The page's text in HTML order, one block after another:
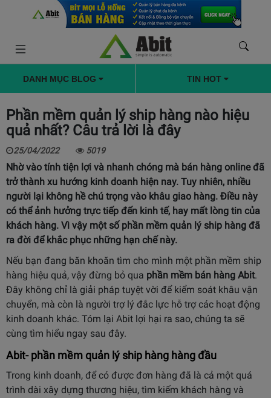
DANH MỤC BLOG TIN HOT
Phần mềm quản lý ship hàng nào hiệu
quả nhất? Câu trả lời là đây
25/04/2022 5019
Nhờ vào tính tiện lợi và nhanh chóng mà bán hàng online đã
trở thành xu hướng kinh doanh hiện nay. Tuy nhiên, nhiều
người lại không hề chú trọng vào khâu giao hàng. Điều này
có thể ảnh hưởng trực tiếp đến kinh tế, hay mất lòng tin của
khách hàng. Vì vậy một số phần mềm quản lý ship hàng đã
ra đời để khắc phục những hạn chế này.
Nếu bạn đang băn khoăn tìm cho mình một phần mềm ship
hàng hiệu quả, vậy đừng bỏ qua phần mềm bán hàng Abit.
Đây không chỉ là giải pháp tuyệt vời để kiểm soát khâu vận
chuyển, mà còn là người trợ lý đắc lực hỗ trợ các hoạt động
kinh doanh khác. Tóm lại Abit lợi hại ra sao, chúng ta sẽ
cùng tìm hiểu ngay sau đây.
Abit- phần mềm quản lý ship hàng hàng đầu
Trong kinh doanh, để có được đơn hàng đã là cả một quá
trình dài xây dựng thương hiệu, tìm kiếm khách hàng và